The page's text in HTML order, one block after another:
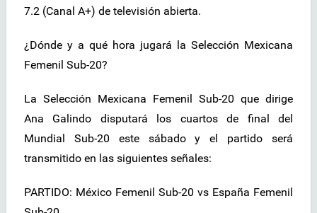
7.2 (Canal A+) de televisión abierta.
¿Dónde y a qué hora jugará la Selección Mexicana
Femenil Sub-20?
La Selección Mexicana Femenil Sub-20 que dirige
Ana Galindo disputará los cuartos de final del
Mundial Sub-20 este sábado y el partido será
transmitido en las siguientes señales:
PARTIDO: México Femenil Sub-20 vs España Femenil